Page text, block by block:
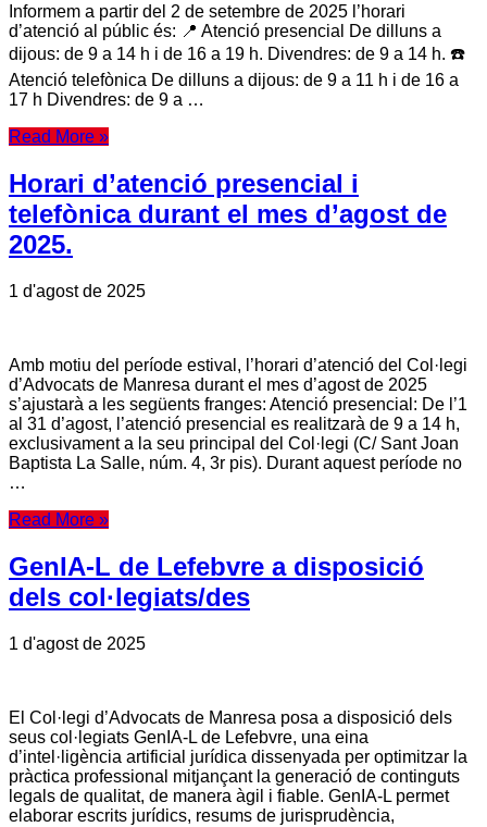
Informem a partir del 2 de setembre de 2025 l’horari
d’atenció al públic és: 📍 Atenció presencial De dilluns a
dijous: de 9 a 14 h i de 16 a 19 h. Divendres: de 9 a 14 h. ☎️
Atenció telefònica De dilluns a dijous: de 9 a 11 h i de 16 a
17 h Divendres: de 9 a …
Read More »
Horari d’atenció presencial i
telefònica durant el mes d’agost de
2025.
1 d'agost de 2025
Amb motiu del període estival, l’horari d’atenció del Col·legi
d’Advocats de Manresa durant el mes d’agost de 2025
s’ajustarà a les següents franges: Atenció presencial: De l’1
al 31 d’agost, l’atenció presencial es realitzarà de 9 a 14 h,
exclusivament a la seu principal del Col·legi (C/ Sant Joan
Baptista La Salle, núm. 4, 3r pis). Durant aquest període no
…
Read More »
GenIA-L de Lefebvre a disposició
dels col·legiats/des
1 d'agost de 2025
El Col·legi d’Advocats de Manresa posa a disposició dels
seus col·legiats GenIA-L de Lefebvre, una eina
d’intel·ligència artificial jurídica dissenyada per optimitzar la
pràctica professional mitjançant la generació de continguts
legals de qualitat, de manera àgil i fiable. GenIA-L permet
elaborar escrits jurídics, resums de jurisprudència,